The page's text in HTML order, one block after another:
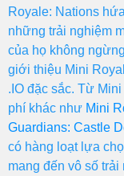
Royale: Nations
những trải nghiệm
của họ không
giới thiệu Mini
.IO đặc sắc. Từ
phí khác như Mini
Guardians: Castle
có hàng loạt lựa
mang đến vô số